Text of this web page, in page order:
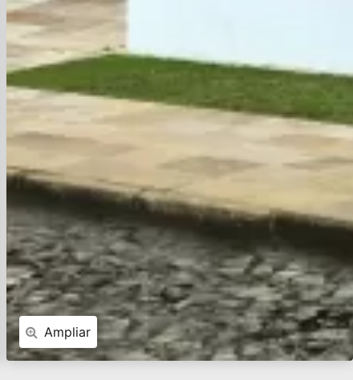
Ampliar